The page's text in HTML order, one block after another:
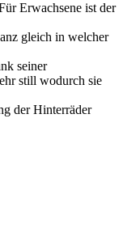
Erwachsene ist der
gleich in welcher
seiner
still wodurch sie
der Hinterräder